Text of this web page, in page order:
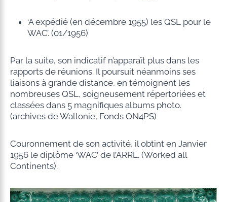
‘A expédié (en décembre 1955) les QSL pour le
WAC’. (01/1956)
Par la suite, son indicatif n’apparaît plus dans les
rapports de réunions. Il poursuit néanmoins ses
liaisons à grande distance, en témoignent les
nombreuses QSL, soigneusement répertoriées et
classées dans 5 magnifiques albums photo.
(archives de Wallonie, Fonds ON4PS)
Couronnement de son activité, il obtint en Janvier
1956 le diplôme ‘WAC’ de l’ARRL. (Worked all
Continents).